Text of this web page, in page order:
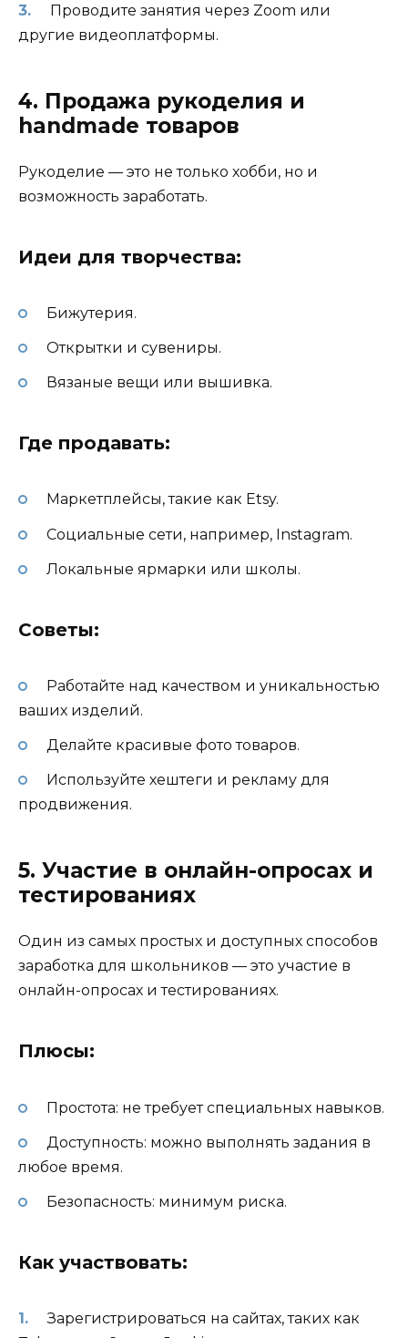
Проводите занятия через Zoom или
другие видеоплатформы.
4. Продажа рукоделия и
handmade товаров
Рукоделие — это не только хобби, но и
возможность заработать.
Идеи для творчества:
Бижутерия.
Открытки и сувениры.
Вязаные вещи или вышивка.
Где продавать:
Маркетплейсы, такие как Etsy.
Социальные сети, например, Instagram.
Локальные ярмарки или школы.
Советы:
Работайте над качеством и уникальностью
ваших изделий.
Делайте красивые фото товаров.
Используйте хештеги и рекламу для
продвижения.
5. Участие в онлайн-опросах и
тестированиях
Один из самых простых и доступных способов
заработка для школьников — это участие в
онлайн-опросах и тестированиях.
Плюсы:
Простота: не требует специальных навыков.
Доступность: можно выполнять задания в
любое время.
Безопасность: минимум риска.
Как участвовать:
Зарегистрироваться на сайтах, таких как